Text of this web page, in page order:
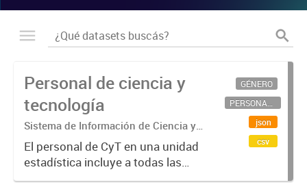
Personal de ciencia y
tecnología
Sistema de Información de Ciencia y
Tecnología Argentino (SICYTAR)
El personal de CyT en una unidad
estadística incluye a todas las
personas involucradas
GÉNERO
PERSONAL CIENTÍFICO-TECNOLÓGICO
json
csv